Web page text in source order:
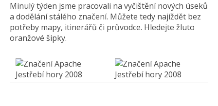
Minulý týden jsme pracovali na vyčištění nových úseků
a dodělání stálého značení. Můžete tedy najíždět bez
potřeby mapy, itinerářů či průvodce. Hledejte žluto
oranžové šipky.